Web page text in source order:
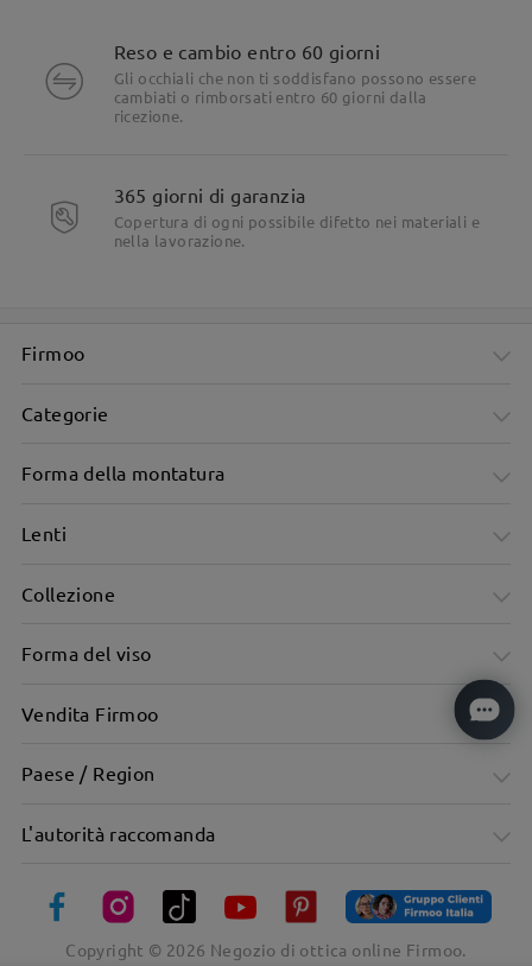
Reso e cambio entro 60 giorni
Gli occhiali che non ti soddisfano possono essere
cambiati o rimborsati entro 60 giorni dalla
ricezione.
365 giorni di garanzia
Copertura di ogni possibile difetto nei materiali e
nella lavorazione.
Firmoo
Categorie
Forma della montatura
Lenti
Collezione
Forma del viso
Vendita Firmoo
Paese / Region
L'autorità raccomanda
Copyright © 2026 Negozio di ottica online Firmoo.